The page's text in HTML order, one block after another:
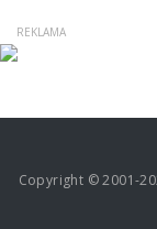
Copyright © 2001-